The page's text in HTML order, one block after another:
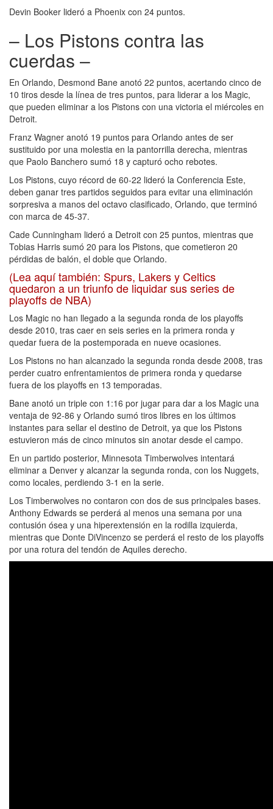
Devin Booker lideró a Phoenix con 24 puntos.
– Los Pistons contra las
cuerdas –
En Orlando, Desmond Bane anotó 22 puntos, acertando cinco de
10 tiros desde la línea de tres puntos, para liderar a los Magic,
que pueden eliminar a los Pistons con una victoria el miércoles en
Detroit.
Franz Wagner anotó 19 puntos para Orlando antes de ser
sustituido por una molestia en la pantorrilla derecha, mientras
que Paolo Banchero sumó 18 y capturó ocho rebotes.
Los Pistons, cuyo récord de 60-22 lideró la Conferencia Este,
deben ganar tres partidos seguidos para evitar una eliminación
sorpresiva a manos del octavo clasificado, Orlando, que terminó
con marca de 45-37.
Cade Cunningham lideró a Detroit con 25 puntos, mientras que
Tobias Harris sumó 20 para los Pistons, que cometieron 20
pérdidas de balón, el doble que Orlando.
(Lea aquí también: Spurs, Lakers y Celtics
quedaron a un triunfo de liquidar sus series de
playoffs de NBA)
Los Magic no han llegado a la segunda ronda de los playoffs
desde 2010, tras caer en seis series en la primera ronda y
quedar fuera de la postemporada en nueve ocasiones.
Los Pistons no han alcanzado la segunda ronda desde 2008, tras
perder cuatro enfrentamientos de primera ronda y quedarse
fuera de los playoffs en 13 temporadas.
Bane anotó un triple con 1:16 por jugar para dar a los Magic una
ventaja de 92-86 y Orlando sumó tiros libres en los últimos
instantes para sellar el destino de Detroit, ya que los Pistons
estuvieron más de cinco minutos sin anotar desde el campo.
En un partido posterior, Minnesota Timberwolves intentará
eliminar a Denver y alcanzar la segunda ronda, con los Nuggets,
como locales, perdiendo 3-1 en la serie.
Los Timberwolves no contaron con dos de sus principales bases.
Anthony Edwards se perderá al menos una semana por una
contusión ósea y una hiperextensión en la rodilla izquierda,
mientras que Donte DiVincenzo se perderá el resto de los playoffs
por una rotura del tendón de Aquiles derecho.